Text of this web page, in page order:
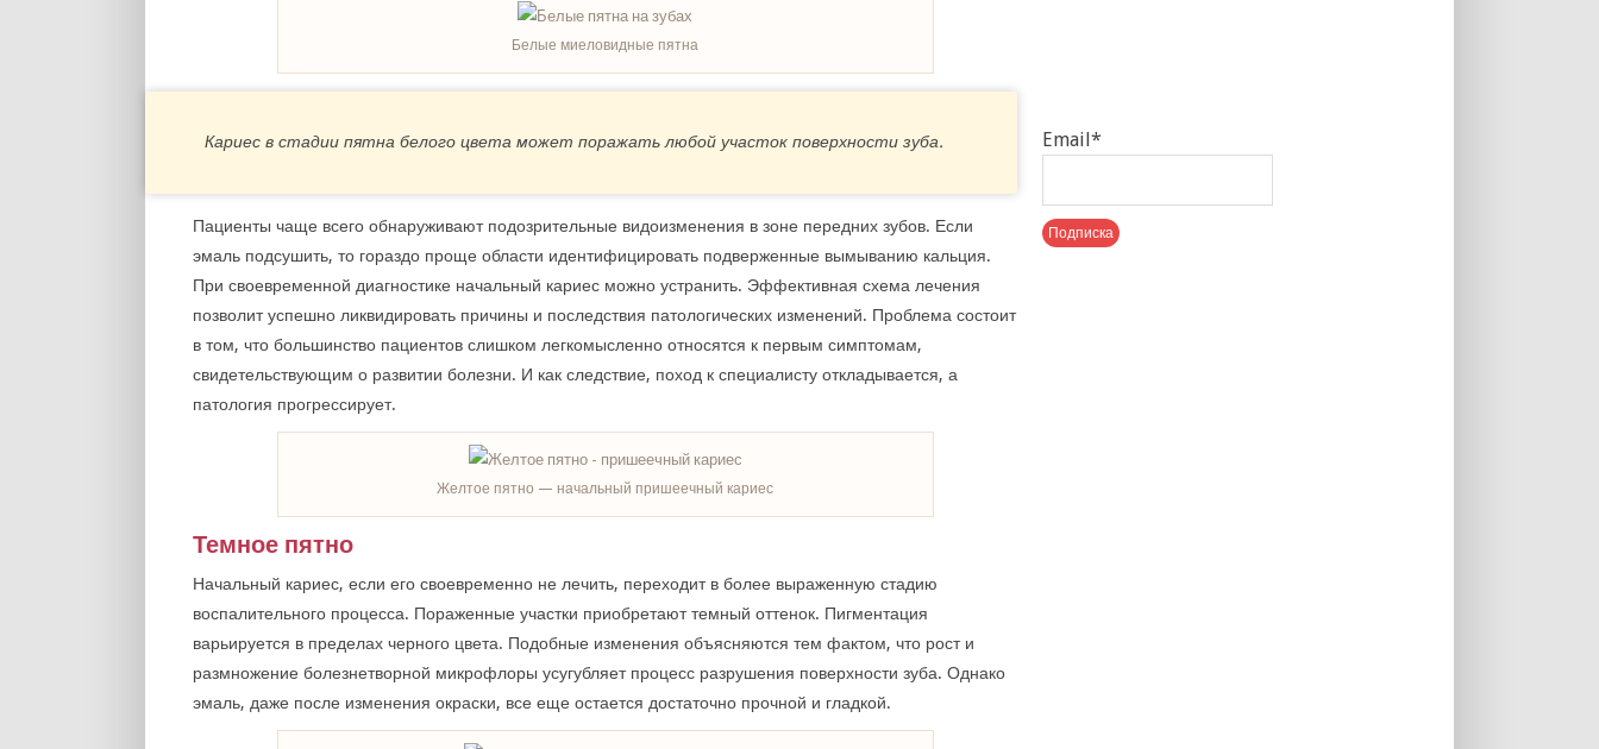
Белые миеловидные пятна
Кариес в стадии пятна белого цвета может поражать любой участок поверхности зуба.
Пациенты чаще всего обнаруживают подозрительные видоизменения в зоне передних зубов. Если
эмаль подсушить, то гораздо проще области идентифицировать подверженные вымыванию кальция.
При своевременной диагностике начальный кариес можно устранить. Эффективная схема лечения
позволит успешно ликвидировать причины и последствия патологических изменений. Проблема состоит
в том, что большинство пациентов слишком легкомысленно относятся к первым симптомам,
свидетельствующим о развитии болезни. И как следствие, поход к специалисту откладывается, а
патология прогрессирует.
Желтое пятно — начальный пришеечный кариес
Темное пятно
Начальный кариес, если его своевременно не лечить, переходит в более выраженную стадию
воспалительного процесса. Пораженные участки приобретают темный оттенок. Пигментация
варьируется в пределах черного цвета. Подобные изменения объясняются тем фактом, что рост и
размножение болезнетворной микрофлоры усугубляет процесс разрушения поверхности зуба. Однако
эмаль, даже после изменения окраски, все еще остается достаточно прочной и гладкой.
Email*